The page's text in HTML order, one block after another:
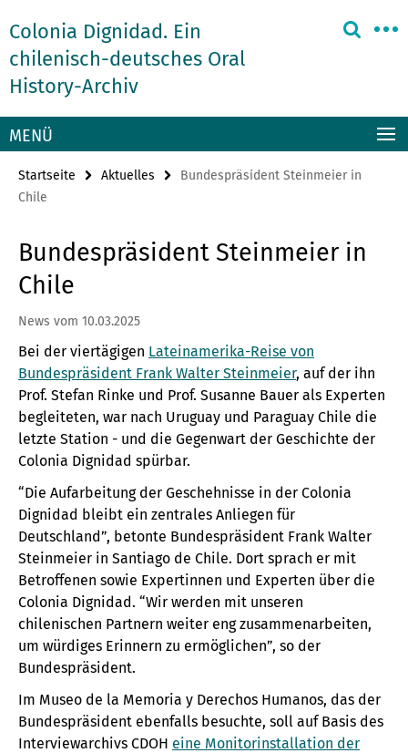
direkt
zu
Inhalt
Colonia Dignidad. Ein
chilenisch-deutsches Oral
History-Archiv
Service-
Navigation
MENÜ
Startseite Aktuelles
Bundespräsident Steinmeier in
Chile
Bundespräsident Steinmeier in
Chile
News vom 10.03.2025
Bei der viertägigen Lateinamerika-Reise von
Bundespräsident Frank Walter Steinmeier, auf der ihn
Prof. Stefan Rinke und Prof. Susanne Bauer als Experten
begleiteten, war nach Uruguay und Paraguay Chile die
letzte Station - und die Gegenwart der Geschichte der
Colonia Dignidad spürbar.
Die Aufarbeitung der Geschehnisse in der Colonia
Dignidad bleibt ein zentrales Anliegen für
Deutschland , betonte Bundespräsident Frank Walter
Steinmeier in Santiago de Chile. Dort sprach er mit
Betroffenen sowie Expertinnen und Experten über die
Colonia Dignidad.
Wir werden mit unseren
chilenischen Partnern weiter eng zusammenarbeiten,
um würdiges Erinnern zu ermöglichen , so der
Bundespräsident.
Im Museo de la Memoria y Derechos Humanos, das der
Bundespräsident ebenfalls besuchte, soll auf Basis des
Interviewarchivs CDOH eine Monitorinstallation der